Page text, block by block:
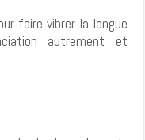
faire vibrer la langue
autrement et